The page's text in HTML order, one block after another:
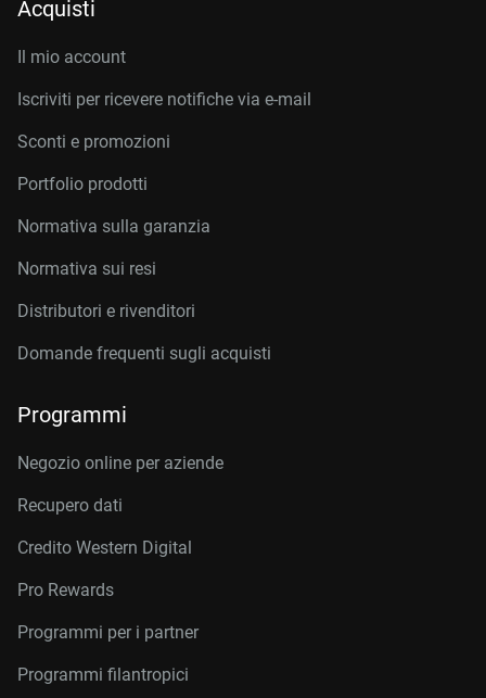
Acquisti
Il mio account
Iscriviti per ricevere notifiche via e-mail
Sconti e promozioni
Portfolio prodotti
Normativa sulla garanzia
Normativa sui resi
Distributori e rivenditori
Domande frequenti sugli acquisti
Programmi
Negozio online per aziende
Recupero dati
Credito Western Digital
Pro Rewards
Programmi per i partner
Programmi filantropici